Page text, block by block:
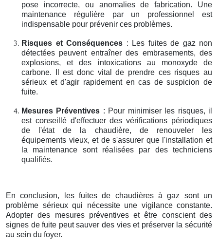
pose incorrecte, ou anomalies de fabrication. Une
maintenance régulière par un professionnel est
indispensable pour prévenir ces problèmes.
Risques et Conséquences : Les fuites de gaz non
détectées peuvent entraîner des embrasements, des
explosions, et des intoxications au monoxyde de
carbone. Il est donc vital de prendre ces risques au
sérieux et d'agir rapidement en cas de suspicion de
fuite.
Mesures Préventives : Pour minimiser les risques, il
est conseillé d'effectuer des vérifications périodiques
de l'état de la chaudière, de renouveler les
équipements vieux, et de s'assurer que l'installation et
la maintenance sont réalisées par des techniciens
qualifiés.
En conclusion, les fuites de chaudières à gaz sont un
problème sérieux qui nécessite une vigilance constante.
Adopter des mesures préventives et être conscient des
signes de fuite peut sauver des vies et préserver la sécurité
au sein du foyer.